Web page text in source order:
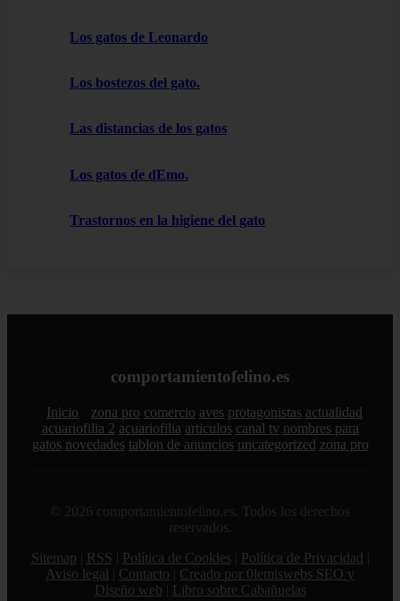
Los gatos de Leonardo
Los bostezos del gato.
Las distancias de los gatos
Los gatos de dEmo.
Trastornos en la higiene del gato
comportamientofelino.es
Inicio zona pro comercio aves protagonistas actualidad
acuariofilia 2 acuariofilia articulos canal tv nombres para
gatos novedades tablon de anuncios uncategorized zona pro
© 2026 comportamientofelino.es. Todos los derechos
reservados.
Sitemap
RSS Política de Cookies Política de Privacidad
Aviso legal
Contacto
Creado por 0lemiswebs SEO y
Diseño web
Libro sobre Cabañuelas